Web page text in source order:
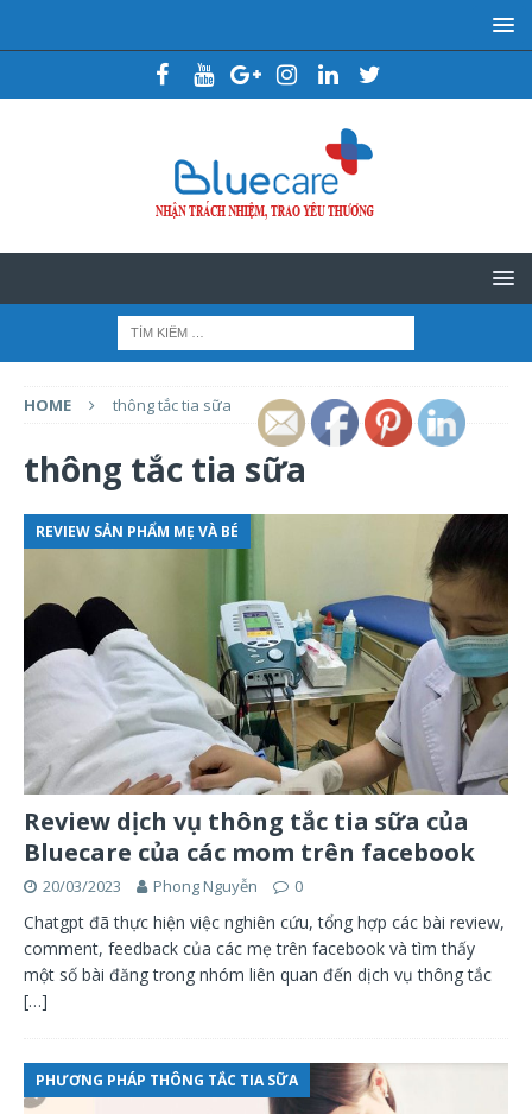
HOME thông tắc tia sữa
thông tắc tia sữa
REVIEW SẢN PHẨM MẸ VÀ BÉ
Review dịch vụ thông tắc tia sữa của
Bluecare của các mom trên facebook
20/03/2023 Phong Nguyễn 0
Chatgpt đã thực hiện việc nghiên cứu, tổng hợp các bài review,
comment, feedback của các mẹ trên facebook và tìm thấy
một số bài đăng trong nhóm liên quan đến dịch vụ thông tắc
[…]
PHƯƠNG PHÁP THÔNG TẮC TIA SỮA